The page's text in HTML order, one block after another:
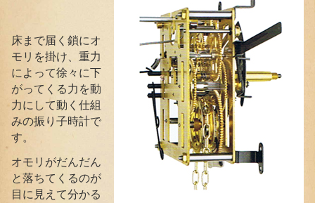
床まで届く鎖にオ
モリを掛け、重力
によって徐々に下
がってくる力を動
力にして動く仕組
みの振り子時計で
す。
オモリがだんだん
と落ちてくるのが
目に見えて分かる